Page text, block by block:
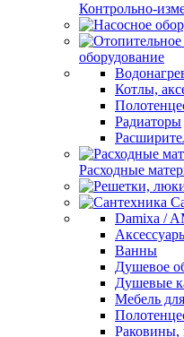
Контрольно-
оборудование
Котлы,
Радиаторы
Расходные
Damixa /
Ванны
Душевое
Душевые
Мебель
Раковины,